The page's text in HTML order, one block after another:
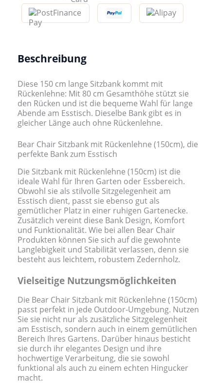
Beschreibung
Diese 150 cm lange Sitzbank kommt mit
Rückenlehne: Mit 80 cm Gesamthöhe stützt sie
den Rücken und ist die bequeme Wahl für lange
Abende am Esstisch. Dieselbe Bank gibt es in
gleicher Länge auch ohne Rückenlehne.
Bear Chair Sitzbank mit Rückenlehne (150cm), die
perfekte Bank zum Esstisch
Die Sitzbank mit Rückenlehne (150cm) ist die
ideale Wahl für Ihren Garten oder Essbereich.
Obwohl sie als stilvolle Sitzgelegenheit am
Esstisch dient, passt sie ebenso gut als
gemütlicher Platz in einer ruhigen Gartenecke.
Zusätzlich vereint diese Bank Design, Komfort
und Funktionalität. Wie bei allen Bear Chair
Produkten können Sie sich auf die gewohnte
Langlebigkeit und Stabilität verlassen, denn sie
besteht aus leichtem, robustem Zedernholz.
Vielseitige Nutzungsmöglichkeiten
Die Bear Chair Sitzbank mit Rückenlehne (150cm)
passt perfekt in jede Outdoor-Umgebung. Nutzen
Sie sie nicht nur als zusätzliche Sitzgelegenheit
am Esstisch, sondern auch in einem gemütlichen
Bereich Ihres Gartens. Darüber hinaus besticht
sie durch ihr elegantes Design und ihre
hochwertige Verarbeitung, die sie sowohl
funktional als auch zu einem echten Hingucker
macht.